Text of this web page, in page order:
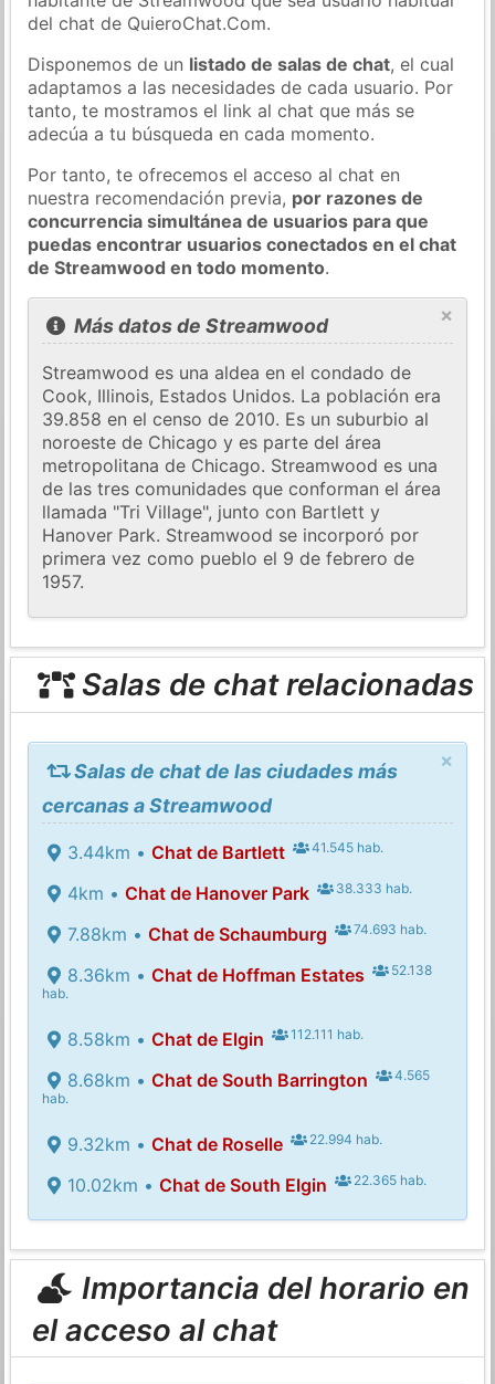
del chat de QuieroChat.Com.
Disponemos de un listado de salas de chat, el cual
adaptamos a las necesidades de cada usuario. Por
tanto, te mostramos el link al chat que más se
adecúa a tu búsqueda en cada momento.
Por tanto, te ofrecemos el acceso al chat en
nuestra recomendación previa, por razones de
concurrencia simultánea de usuarios para que
puedas encontrar usuarios conectados en el chat
de Streamwood en todo momento.
×
Más datos de Streamwood
Streamwood es una aldea en el condado de
Cook, Illinois, Estados Unidos. La población era
39.858 en el censo de 2010. Es un suburbio al
noroeste de Chicago y es parte del área
metropolitana de Chicago. Streamwood es una
de las tres comunidades que conforman el área
llamada "Tri Village", junto con Bartlett y
Hanover Park. Streamwood se incorporó por
primera vez como pueblo el 9 de febrero de
1957.
Salas de chat relacionadas
×
Salas de chat de las ciudades más
cercanas a Streamwood
3.44km • Chat de Bartlett 41.545 hab.
4km • Chat de Hanover Park 38.333 hab.
7.88km • Chat de Schaumburg 74.693 hab.
8.36km • Chat de Hoffman Estates
52.138
hab.
8.58km • Chat de Elgin 112.111 hab.
8.68km • Chat de South Barrington
4.565
hab.
9.32km • Chat de Roselle 22.994 hab.
10.02km • Chat de South Elgin 22.365 hab.
Importancia del horario en
el acceso al chat